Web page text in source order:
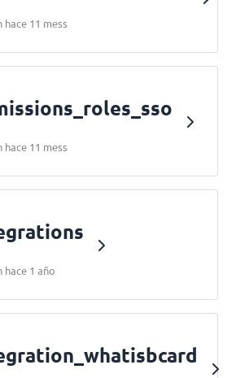
11 mess
11 mess
1 año